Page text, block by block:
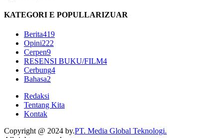
KATEGORI E POPULLARIZUAR
Berita419
Opini222
Cerpen9
RESENSI BUKU/FILM4
Cerbung4
Bahasa2
Redaksi
Tentang Kita
Kontak
Copyright @ 2024 by.PT. Media Global Teknologi.